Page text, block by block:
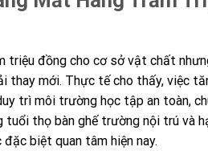
triệu đồng cho cơ sở vật chất
thay mới. Thực tế cho thấy, việc
trì môi trường học tập an toàn,
tuổi thọ bàn ghế trường nội trú và
biệt quan tâm hiện nay.